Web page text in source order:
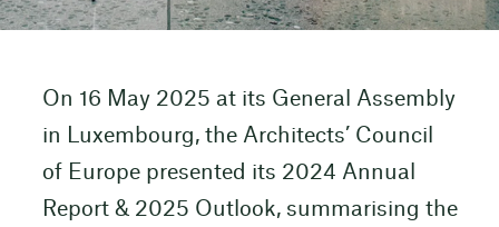
On 16 May 2025 at its General Assembly
in Luxembourg, the Architects’ Council
of Europe presented its 2024 Annual
Report & 2025 Outlook, summarising the